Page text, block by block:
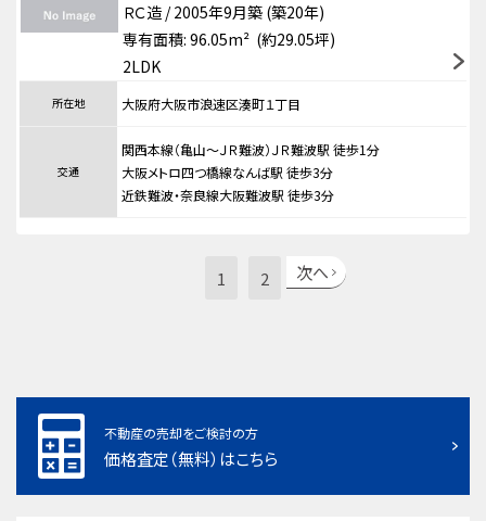
ＲＣ造 / 2005年9月築 (築20年)
専有面積: 96.05m² (約29.05坪)
2LDK
所在地 大阪府大阪市浪速区湊町１丁目
交通
関西本線（亀山～ＪＲ難波）ＪＲ難波駅 徒歩1分
大阪メトロ四つ橋線なんば駅 徒歩3分
近鉄難波・奈良線大阪難波駅 徒歩3分
1 2 次へ
不動産の売却をご検討の方
価格査定（無料）はこちら